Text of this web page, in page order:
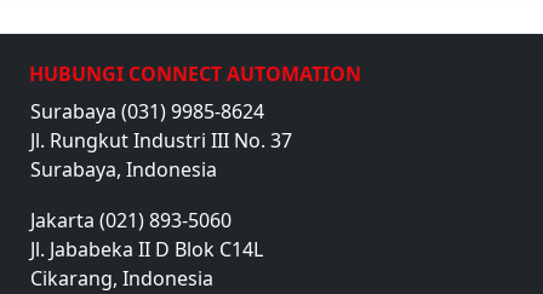
HUBUNGI CONNECT AUTOMATION
Surabaya (031) 9985-8624
Jl. Rungkut Industri III No. 37
Surabaya, Indonesia
Jakarta (021) 893-5060
Jl. Jababeka II D Blok C14L
Cikarang, Indonesia